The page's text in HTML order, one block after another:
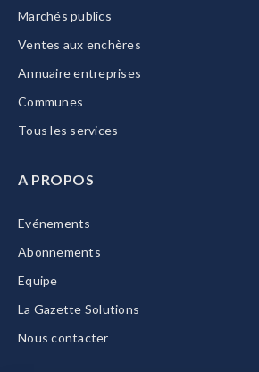
Marchés publics
Ventes aux enchères
Annuaire entreprises
Communes
Tous les services
A PROPOS
Evénements
Abonnements
Equipe
La Gazette Solutions
Nous contacter